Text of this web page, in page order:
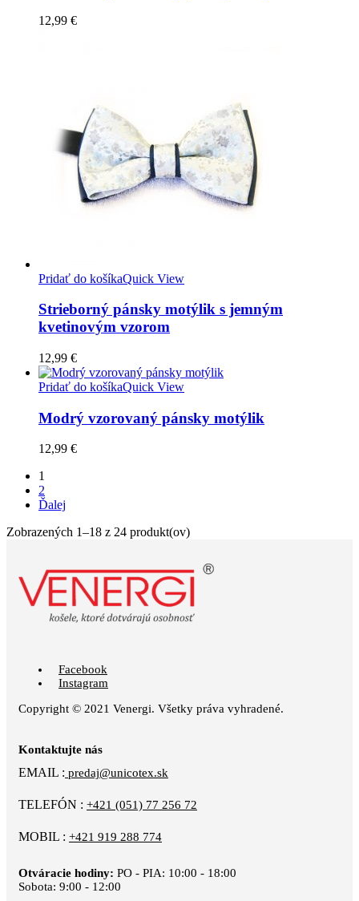
12,99 €
Pridať do košíkaQuick View
Strieborný pánsky motýlik s jemným
kvetinovým vzorom
12,99 €
Pridať do košíkaQuick View
Modrý vzorovaný pánsky motýlik
12,99 €
1
2
Ďalej
Zobrazených 1–18 z 24 produkt(ov)
Facebook
Instagram
Copyright © 2021 Venergi. Všetky práva vyhradené.
Kontaktujte nás
EMAIL : predaj@unicotex.sk
TELEFÓN : +421 (051) 77 256 72
MOBIL : +421 919 288 774
Otváracie hodiny: PO - PIA: 10:00 - 18:00
Sobota: 9:00 - 12:00